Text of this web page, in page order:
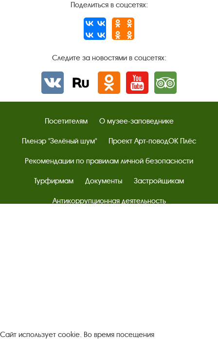
Поделиться в соцсетях:
Следите за новостями в соцсетях:
Вконтактеrutube Одноклассники
YouTube Трипадвизор
Посетителям О музее-заповеднике
Пленэр "Зелёный шум" Проект Арт-поводОК Плёс
Рекомендации по правилам личной безопасности
Турфирмам Документы Застройщикам
Антикоррупционная деятельность
Адрес: Плес, Соборная гора, 1. Тел.: +7 (49339) 4-34-90
Сайт использует cookie. Во время посещения